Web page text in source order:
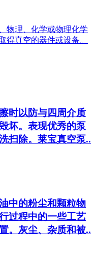
物理、化学或物理化学
得真空的器件或设备。
时以防与四周介质
坏。表现优秀的泵
扫除。莱宝真空泵..
的粉尘和颗粒物
过程中的一些工艺
。灰尘、杂质和被..